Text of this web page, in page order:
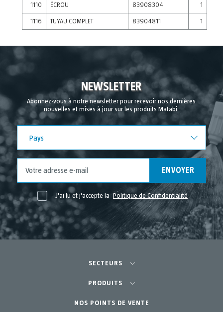
1110 ÉCROU 83908304 1
1116 TUYAU COMPLET 83904811 1
NEWSLETTER
Abonnez-vous à notre newsletter pour recevoir nos dernières
nouvelles et mises à jour sur les produits Matabi.
Pays
ENVOYER
J'ai lu et j'accepte la Politique de Confidentialité
SECTEURS
Agriculture-Horticulture
Potager Urbain-GreenCity
PRODUITS
Équipements
NOS POINTS DE VENTE